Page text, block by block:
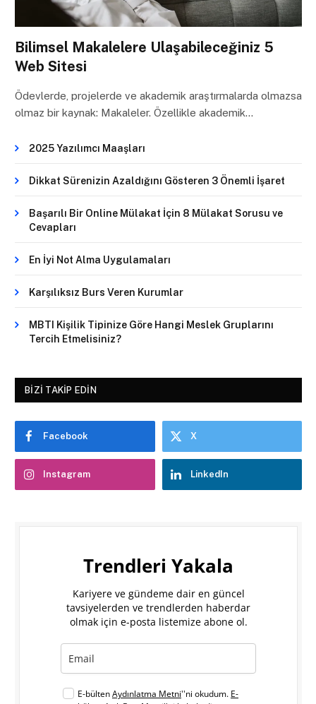
Bilimsel Makalelere Ulaşabileceğiniz 5
Web Sitesi
Ödevlerde, projelerde ve akademik araştırmalarda olmazsa
olmaz bir kaynak: Makaleler. Özellikle akademik…
2025 Yazılımcı Maaşları
Dikkat Sürenizin Azaldığını Gösteren 3 Önemli İşaret
Başarılı Bir Online Mülakat İçin 8 Mülakat Sorusu ve
Cevapları
En İyi Not Alma Uygulamaları
Karşılıksız Burs Veren Kurumlar
MBTI Kişilik Tipinize Göre Hangi Meslek Gruplarını
Tercih Etmelisiniz?
BIZI TAKIP EDIN
Facebook X
Instagram LinkedIn
Trendleri Yakala
Kariyere ve gündeme dair en güncel
tavsiyelerden ve trendlerden haberdar
olmak için e-posta listemize abone ol.
E-bültenAydınlatma Metni''ni okudum. E-